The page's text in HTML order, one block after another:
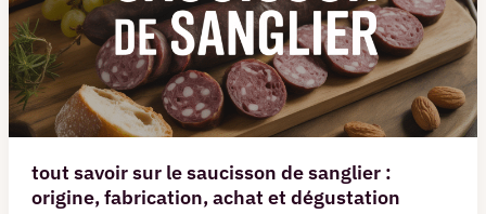
cuisine,
avis
et
infos
pratiques
tout savoir sur le saucisson de sanglier :
origine, fabrication, achat et dégustation